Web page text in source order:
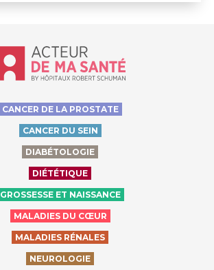
Accueil - Acteur de ma santé, by
CANCER DE LA PROSTATE
CANCER DU SEIN
DIABÉTOLOGIE
DIÉTÉTIQUE
GROSSESSE ET NAISSANCE
MALADIES DU CŒUR
MALADIES RÉNALES
NEUROLOGIE